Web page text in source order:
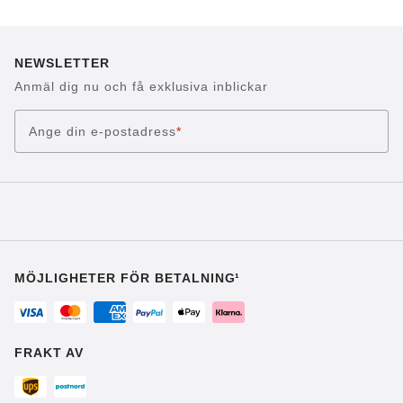
NEWSLETTER
Anmäl dig nu och få exklusiva inblickar
Ange din e-postadress*
MÖJLIGHETER FÖR BETALNING¹
FRAKT AV